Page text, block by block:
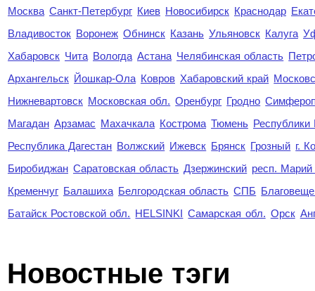
Москва Санкт-Петербург Киев Новосибирск Краснодар
Владивосток Воронеж Обнинск Казань Ульяновск Калуга
Хабаровск Чита Вологда Астана Челябинская область
Архангельск Йошкар-Ола Ковров Хабаровский край
Нижневартовск Московская обл. Оренбург Гродно
Магадан Арзамас Махачкала Кострома Тюмень Республики
Республика Дагестан Волжский Ижевск Брянск Грозный г.
Биробиджан Саратовская область Дзержинский респ.
Кременчуг Балашиха Белгородская область СПБ
Батайск Ростовской обл. HELSINKI Самарская обл. Орск
Новостные тэги